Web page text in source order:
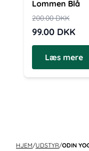
Lommen Blå
200.00DKK
99.00 DKK
Læs mere
HJEM/UDSTYR/ODIN